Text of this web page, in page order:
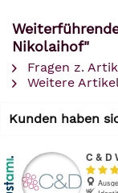
Nikolaihof"
Fragen z.
Weitere
Kunden haben